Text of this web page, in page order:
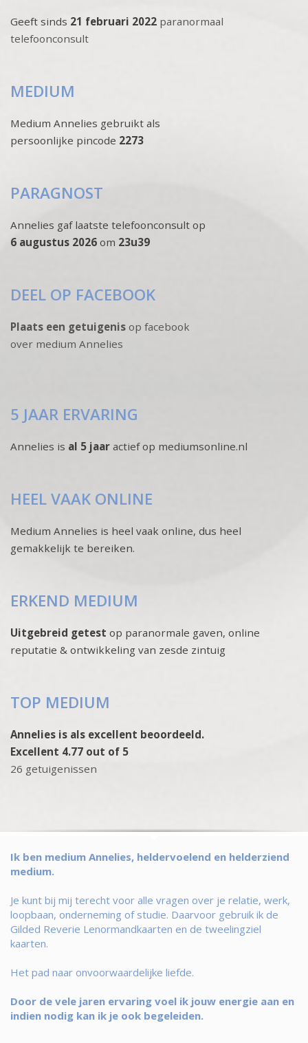
Geeft sinds 21 februari 2022 paranormaal
telefoonconsult
MEDIUM
Medium Annelies gebruikt als
persoonlijke pincode 2273
PARAGNOST
Annelies gaf laatste telefoonconsult op
6 augustus 2026 om 23u39
DEEL OP FACEBOOK
Plaats een getuigenis op facebook
over medium Annelies
5 JAAR ERVARING
Annelies is al 5 jaar actief op mediumsonline.nl
HEEL VAAK ONLINE
Medium Annelies is heel vaak online, dus heel
gemakkelijk te bereiken.
ERKEND MEDIUM
Uitgebreid getest op paranormale gaven, online
reputatie & ontwikkeling van zesde zintuig
TOP MEDIUM
Annelies is als excellent beoordeeld.
Excellent 4.77 out of 5
26 getuigenissen
Ik ben medium Annelies, heldervoelend en helderziend
medium.
Je kunt bij mij terecht voor alle vragen over je relatie, werk,
loopbaan, onderneming of studie. Daarvoor gebruik ik de
Gilded Reverie Lenormandkaarten en de tweelingziel
kaarten.
Het pad naar onvoorwaardelijke liefde.
Door de vele jaren ervaring voel ik jouw energie aan en
indien nodig kan ik je ook begeleiden.